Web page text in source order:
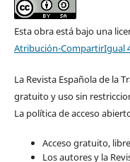
Esta obra está bajo una
Atribución-CompartirIgual
La Revista Española de la
gratuito y uso sin
La política de acceso
Acceso gratuito,
Los autores y la